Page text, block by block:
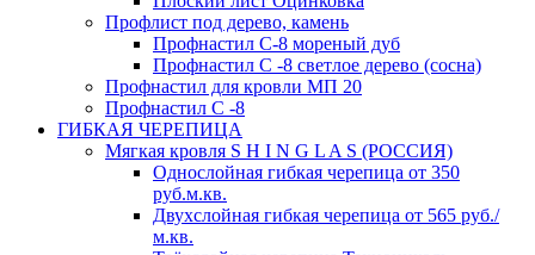
Профлист под дерево, камень
Профнастил С-8 мореный дуб
Профнастил С -8 светлое дерево (сосна)
Профнастил для кровли МП 20
Профнастил С -8
ГИБКАЯ ЧЕРЕПИЦА
Мягкая кровля S H I N G L A S (РОССИЯ)
Однослойная гибкая черепица от 350
руб.м.кв.
Двухслойная гибкая черепица от 565 руб./
м.кв.